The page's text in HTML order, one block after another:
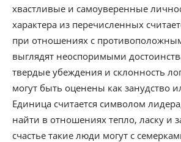
хвастливые и самоуверенные
характера из перечисленных
при отношениях с
выглядят неоспоримыми
твердые убеждения и склонность
могут быть оценены как занудство
Единица считается символом
найти в отношениях тепло, ласку и
счастье такие люди могут с